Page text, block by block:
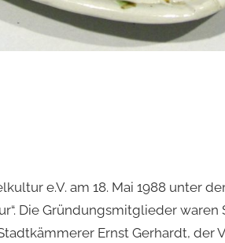
e.V. am 18. Mai 1988 unter
Die Gründungsmitglieder waren
Ernst Gerhardt, der